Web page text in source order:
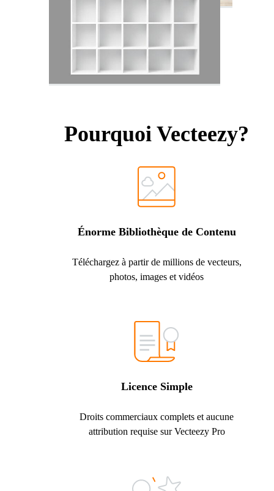
Pourquoi Vecteezy?
Énorme Bibliothèque de Contenu
Téléchargez à partir de millions de vecteurs,
photos, images et vidéos
Licence Simple
Droits commerciaux complets et aucune
attribution requise sur Vecteezy Pro